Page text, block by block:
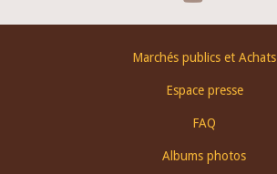
Marchés publics et Achats
Espace presse
FAQ
Albums photos